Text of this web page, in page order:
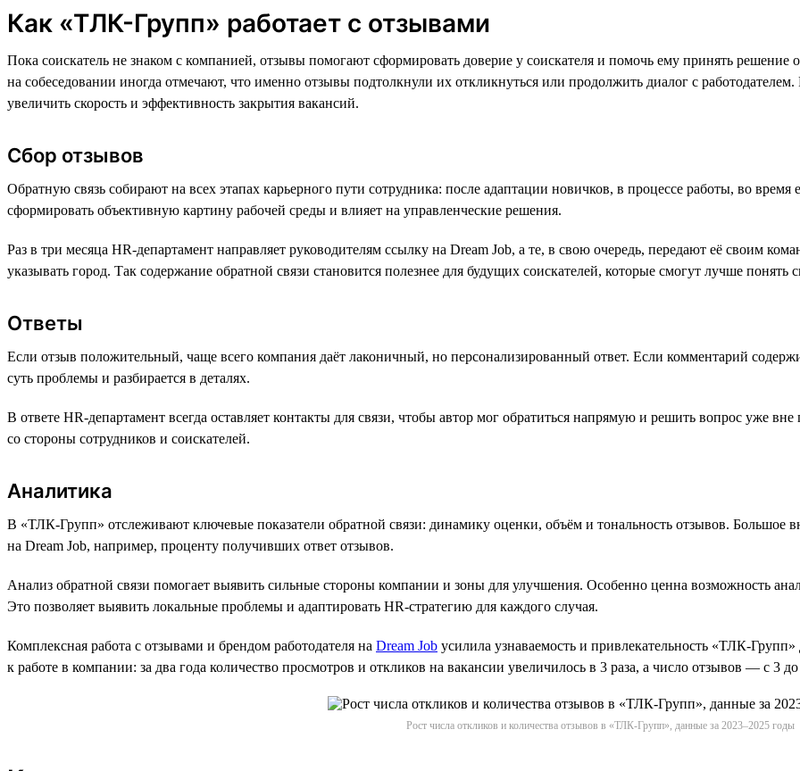
Как «ТЛК-Групп» работает с отзывами
Пока соискатель не знаком с компанией, отзывы помогают сформировать доверие у соискателя и помочь ему принять
на собеседовании иногда отмечают, что именно отзывы подтолкнули их откликнуться или продолжить диалог с
увеличить скорость и эффективность закрытия вакансий.
Сбор отзывов
Обратную связь собирают на всех этапах карьерного пути сотрудника: после адаптации новичков, в процессе работы, во
сформировать объективную картину рабочей среды и влияет на управленческие решения.
Раз в три месяца HR-департамент направляет руководителям ссылку на Dream Job, а те, в свою очередь, передают её своим
указывать город. Так содержание обратной связи становится полезнее для будущих соискателей, которые смогут лучше понять
Ответы
Если отзыв положительный, чаще всего компания даёт лаконичный, но персонализированный ответ. Если комментарий
суть проблемы и разбирается в деталях.
В ответе HR-департамент всегда оставляет контакты для связи, чтобы автор мог обратиться напрямую и решить вопрос уже
со стороны сотрудников и соискателей.
Аналитика
В «ТЛК-Групп» отслеживают ключевые показатели обратной связи: динамику оценки, объём и тональность отзывов. Большое
на Dream Job, например, проценту получивших ответ отзывов.
Анализ обратной связи помогает выявить сильные стороны компании и зоны для улучшения. Особенно ценна возможность
Это позволяет выявить локальные проблемы и адаптировать HR-стратегию для каждого случая.
Комплексная работа с отзывами и брендом работодателя на Dream Job усилила узнаваемость и привлекательность «ТЛК-
к работе в компании: за два года количество просмотров и откликов на вакансии увеличилось в 3 раза, а число отзывов — с 3
Рост числа откликов и количества отзывов в «ТЛК-Групп», данные за 2023–2025 годы